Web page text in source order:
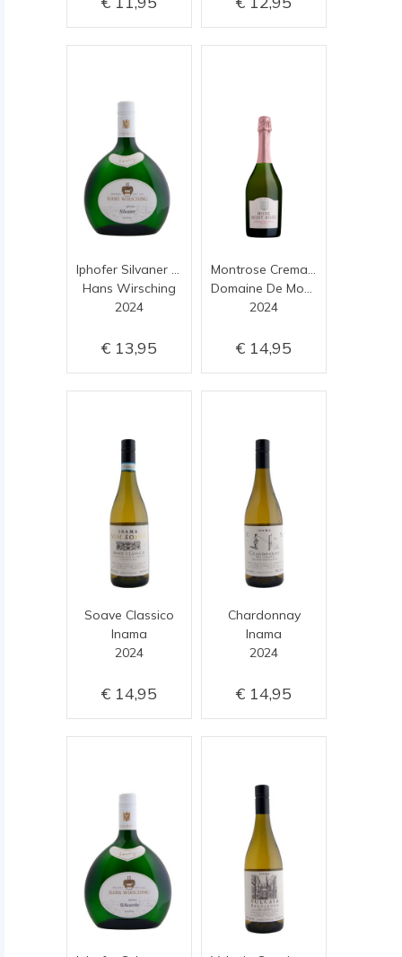
Hans Wirsching
2024
13,95
2024
14,95
Soave Classico
Inama
2024
14,95
Chardonnay
Inama
2024
14,95